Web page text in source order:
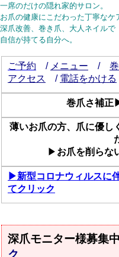
一席のだけの隠れ家的サロン。
お爪の健康にこだわった丁寧なケ
深爪改善、巻き爪、大人ネイルで
自信が持てる自分へ。
ご予約 / メニュー /
アクセス
/ 電話をかける
巻爪さ補正
薄いお爪の方、爪に優し
▶ お爪を削らな
▶新型コロナウィルスに
てクリック
深爪モニター様募集
ク